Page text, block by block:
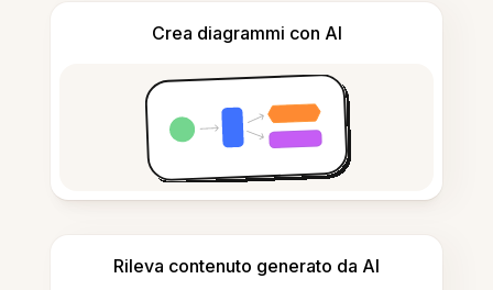
Crea diagrammi con AI
Rileva contenuto generato da AI